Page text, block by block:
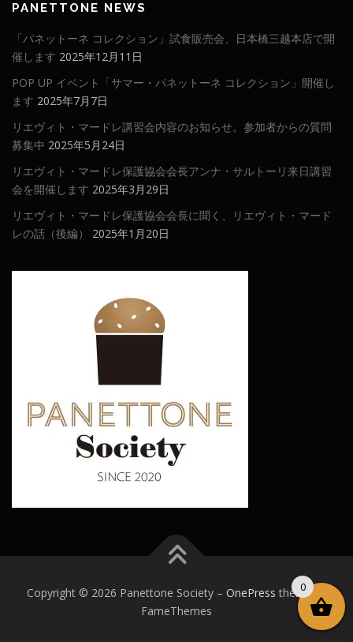
PANETTONE NEWS
「パネットーネ コレクション」試食販売会、日本橋三越本店で開
催します 2025年12月11日
POP UP イベント「サマー・パネットーネ コレクション」開催し
ます 2025年7月7日
リエヴィト・マードレ講習会内容のお知らせ。参加者からの質問
募集中 2025年5月24日
リエヴィト・マードレ保護協会会長アンナ・サルトーリ来日講習
会を開催します 2025年3月29日
リエヴィト・マードレ保護協会会長に聞く、リエヴィト・マード
レの話（後編）
2025年1月20日
Copyright © 2026 Panettone Society – OnePress theme by
FameThemes
0